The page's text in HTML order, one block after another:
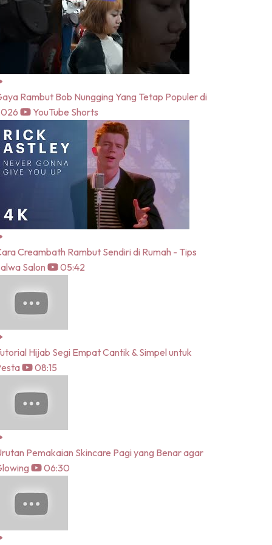
Rambut Bob Nungging Yang Tetap Populer di
YouTube Shorts
Creambath Rambut Sendiri di Rumah - Tips
Salon
05:42
Hijab Segi Empat Cantik & Simpel untuk
08:15
Pemakaian Skincare Pagi yang Benar agar
06:30